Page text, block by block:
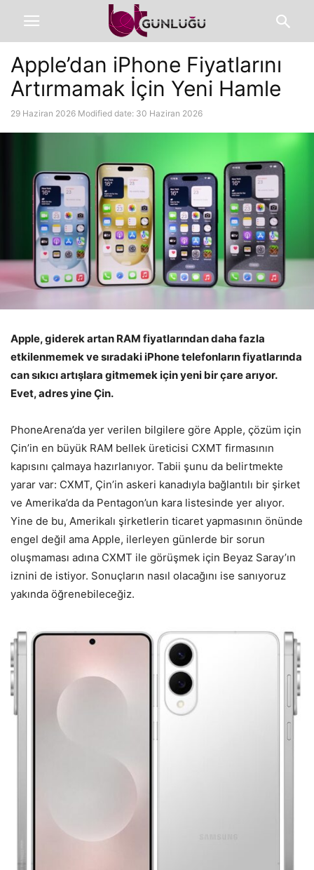
Apple’dan iPhone Fiyatlarını
Artırmamak İçin Yeni Hamle
29 Haziran 2026 Modified date: 30 Haziran 2026
Apple, giderek artan RAM fiyatlarından daha fazla
etkilenmemek ve sıradaki iPhone telefonların fiyatlarında
can sıkıcı artışlara gitmemek için yeni bir çare arıyor.
Evet, adres yine Çin.
PhoneArena’da yer verilen bilgilere göre Apple, çözüm için
Çin’in en büyük RAM bellek üreticisi CXMT firmasının
kapısını çalmaya hazırlanıyor. Tabii şunu da belirtmekte
yarar var: CXMT, Çin’in askeri kanadıyla bağlantılı bir şirket
ve Amerika’da da Pentagon’un kara listesinde yer alıyor.
Yine de bu, Amerikalı şirketlerin ticaret yapmasının önünde
engel değil ama Apple, ilerleyen günlerde bir sorun
oluşmaması adına CXMT ile görüşmek için Beyaz Saray’ın
iznini de istiyor. Sonuçların nasıl olacağını ise sanıyoruz
yakında öğrenebileceğiz.